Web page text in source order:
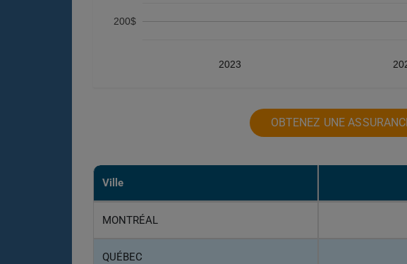
2023
200$
OBTENEZ UNE
Ville
MONTRÉAL
QUÉBEC